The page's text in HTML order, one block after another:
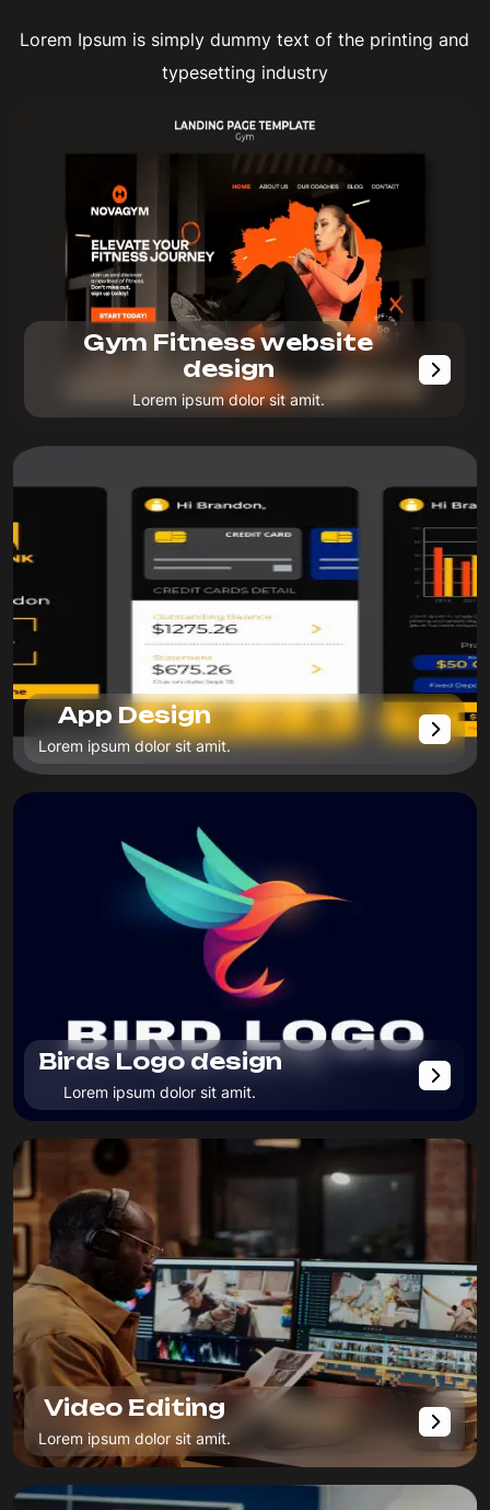
Lorem Ipsum is simply dummy text of the printing and
typesetting industry
Gym Fitness website
design
Lorem ipsum dolor sit amit.
App Design
Lorem ipsum dolor sit amit.
Birds Logo design
Lorem ipsum dolor sit amit.
Video Editing
Lorem ipsum dolor sit amit.